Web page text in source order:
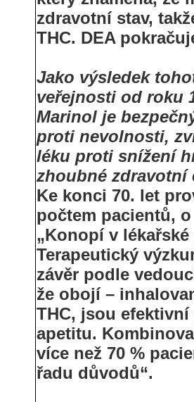
zdravotní stav,
THC. DEA
Jako výsledek
veřejnosti od roku
Marinol je
proti nevolnosti,
léku proti snížení
zhoubné zdravotní
Ke konci 70. let
počtem pacientů,
„Konopí v
Terapeutický
závěr podle
že obojí –
THC, jsou
apetitu.
více než 70 %
řadu důvodů“.